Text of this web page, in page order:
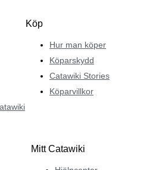
Köp
Hur man köper
Köparskydd
Catawiki Stories
Köparvillkor
Mitt Catawiki